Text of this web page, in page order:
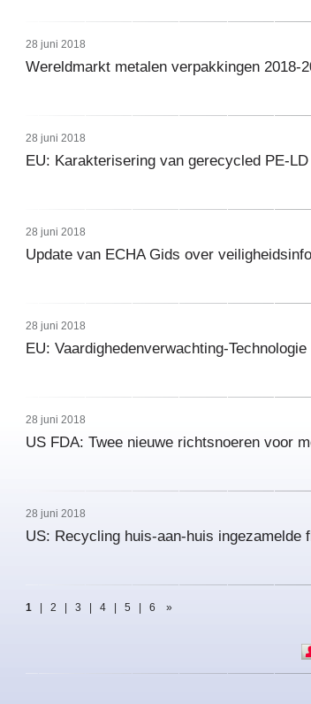
28 juni 2018
Wereldmarkt metalen verpakkingen 2018-
28 juni 2018
EU: Karakterisering van gerecycled PE-
28 juni 2018
Update van ECHA Gids over
28 juni 2018
EU: Vaardighedenverwachting-
28 juni 2018
US FDA: Twee nieuwe richtsnoeren voor
28 juni 2018
US: Recycling huis-aan-huis ingezamelde
1 2 3 4 5 6 »